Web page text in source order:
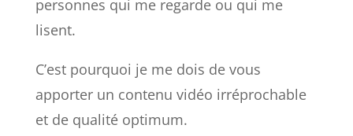
personnes qui me regarde ou qui me
lisent.
C’est pourquoi je me dois de vous
apporter un contenu vidéo irréprochable
et de qualité optimum.